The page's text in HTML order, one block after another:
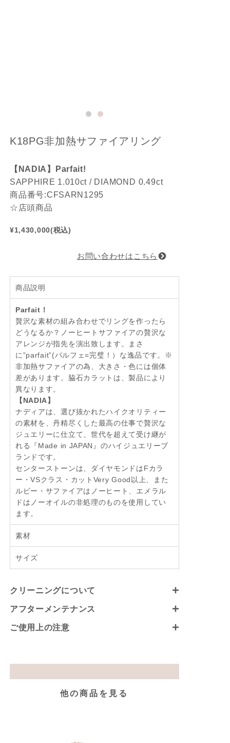
K18PG非加熱サファイアリング
【NADIA】Parfait!
SAPPHIRE 1.010ct / DIAMOND 0.49ct
商品番号:CFSARN1295
☆店頭商品
¥1,430,000(税込)
お問い合わせはこちら
商品説明
Parfait！
贅沢な素材の組み合わせでリングを作ったら
どうなるか？ノーヒートサファイアの贅沢な
アレンジが指先を演出致します。まさ
に”parfait”(パルフェ=完璧！）な逸品です。※
非加熱サファイアの為、大きさ・色には個体
差があります。脇石カラットは、製品により
異なります。
【NADIA】
ナディアは、選び抜かれたハイクオリティー
の素材を、丹精尽くした最高の仕事で贅沢な
ジュエリーに仕立て、世代を超えて受け継が
れる『Made in JAPAN』のハイジュエリーブ
ランドです。
センターストーンは、ダイヤモンドはFカラ
ー・VSクラス・カットVery Good以上、また
ルビー・サファイアはノーヒート、エメラル
ドはノーオイルの非処理のものを使用してい
ます。
素材
サイズ
クリーニングについて
アフターメンテナンス
ご使用上の注意
他の商品を見る